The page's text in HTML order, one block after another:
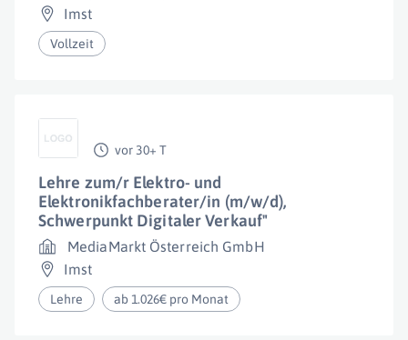
Imst
Vollzeit
vor 30+ T
Lehre zum/r Elektro- und
Elektronikfachberater/in (m/w/d),
Schwerpunkt Digitaler Verkauf"
MediaMarkt Österreich GmbH
Imst
Lehre ab 1.026€ pro Monat